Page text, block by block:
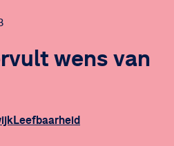
wens van
Leefbaarheid